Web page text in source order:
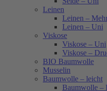
Leinen
Leinen –
Leinen – Uni
Viskose
Viskose – Uni
Viskose –
BIO Baumwolle
Musselin
Baumwolle – leicht
Baumwolle –